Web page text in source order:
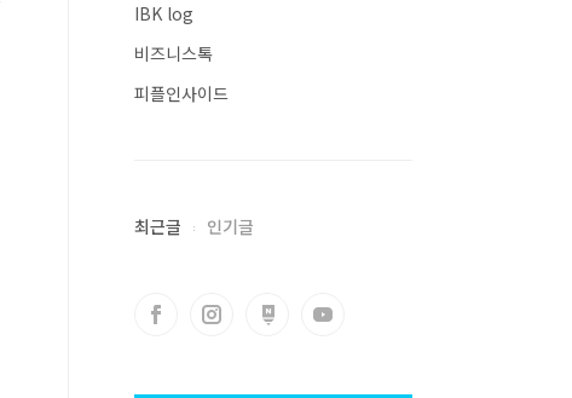
IBK log
비즈니스톡
피플인사이드
최근글 인기글